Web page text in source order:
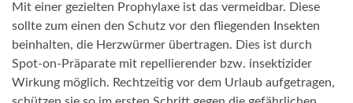
Mit einer gezielten Prophylaxe ist das vermeidbar. Diese
sollte zum einen den Schutz vor den fliegenden Insekten
beinhalten, die Herzwürmer übertragen. Dies ist durch
Spot-on-Präparate mit repellierender bzw. insektizider
Wirkung möglich. Rechtzeitig vor dem Urlaub aufgetragen,